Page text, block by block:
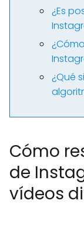
¿Es
¿Qué
Cómo
de
vídeos